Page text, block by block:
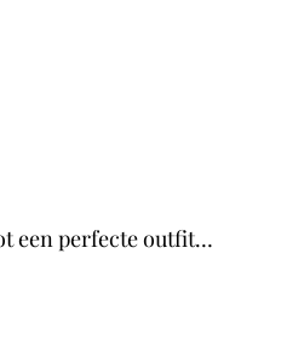
een perfecte outfit…